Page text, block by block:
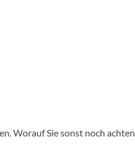
Worauf Sie sonst noch achten